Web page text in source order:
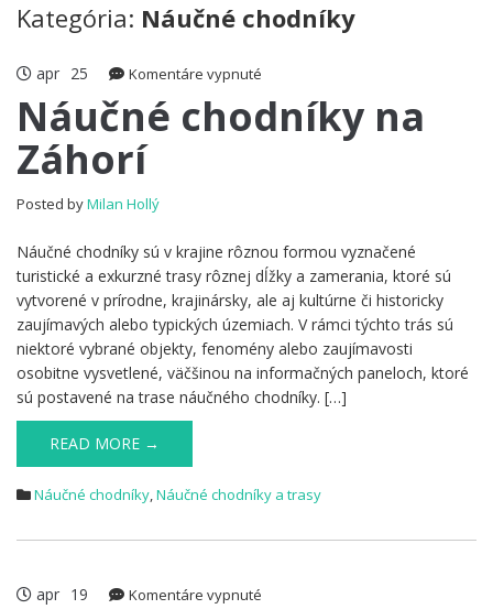
Kategória: Náučné chodníky
apr 25 Komentáre vypnuté
chodníky
Náučné chodníky na
Záhorí
Posted byMilan Hollý
Náučné chodníky sú v krajine rôznou formou vyznačené
turistické a exkurzné trasy rôznej dĺžky a zamerania, ktoré sú
vytvorené v prírodne, krajinársky, ale aj kultúrne či historicky
zaujímavých alebo typických územiach. V rámci týchto trás sú
niektoré vybrané objekty, fenomény alebo zaujímavosti
osobitne vysvetlené, väčšinou na informačných paneloch, ktoré
sú postavené na trase náučného chodníky. […]
READ MORE →
Náučné chodníky,Náučné chodníky a trasy
apr 19 Komentáre vypnuté